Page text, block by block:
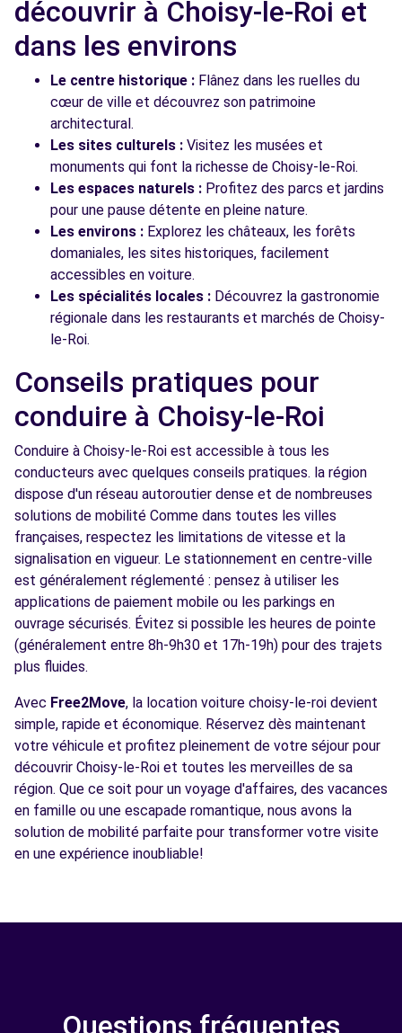
découvrir à Choisy-le-Roi et
dans les environs
Le centre historique : Flânez dans les ruelles du
cœur de ville et découvrez son patrimoine
architectural.
Les sites culturels : Visitez les musées et
monuments qui font la richesse de Choisy-le-Roi.
Les espaces naturels : Profitez des parcs et jardins
pour une pause détente en pleine nature.
Les environs : Explorez les châteaux, les forêts
domaniales, les sites historiques, facilement
accessibles en voiture.
Les spécialités locales : Découvrez la gastronomie
régionale dans les restaurants et marchés de Choisy-
le-Roi.
Conseils pratiques pour
conduire à Choisy-le-Roi
Conduire à Choisy-le-Roi est accessible à tous les
conducteurs avec quelques conseils pratiques. la région
dispose d'un réseau autoroutier dense et de nombreuses
solutions de mobilité Comme dans toutes les villes
françaises, respectez les limitations de vitesse et la
signalisation en vigueur. Le stationnement en centre-ville
est généralement réglementé : pensez à utiliser les
applications de paiement mobile ou les parkings en
ouvrage sécurisés. Évitez si possible les heures de pointe
(généralement entre 8h-9h30 et 17h-19h) pour des trajets
plus fluides.
Avec Free2Move, la location voiture choisy-le-roi devient
simple, rapide et économique. Réservez dès maintenant
votre véhicule et profitez pleinement de votre séjour pour
découvrir Choisy-le-Roi et toutes les merveilles de sa
région. Que ce soit pour un voyage d'affaires, des vacances
en famille ou une escapade romantique, nous avons la
solution de mobilité parfaite pour transformer votre visite
en une expérience inoubliable!
Questions fréquentes